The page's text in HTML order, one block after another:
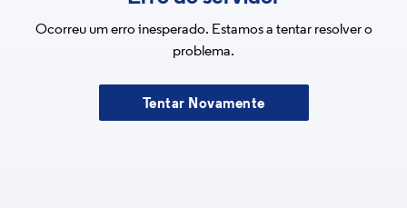
Ocorreu um erro inesperado. Estamos a tentar resolver o
problema.
Tentar Novamente